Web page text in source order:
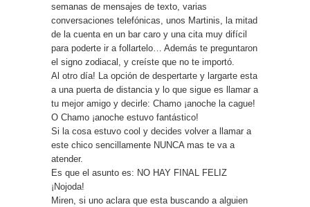
semanas de mensajes de texto, varias
conversaciones telefónicas, unos Martinis, la mitad
de la cuenta en un bar caro y una cita muy difícil
para poderte ir a follartelo… Además te preguntaron
el signo zodiacal, y creíste que no te importó.
Al otro día! La opción de despertarte y largarte esta
a una puerta de distancia y lo que sigue es llamar a
tu mejor amigo y decirle: Chamo ¡anoche la cague!
O Chamo ¡anoche estuvo fantástico!
Si la cosa estuvo cool y decides volver a llamar a
este chico sencillamente NUNCA mas te va a
atender.
Es que el asunto es: NO HAY FINAL FELIZ
¡Nojoda!
Miren, si uno aclara que esta buscando a alguien